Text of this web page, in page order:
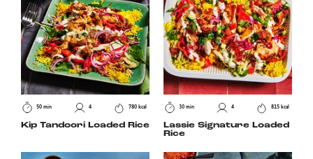
50 min 4 780 kcal
Kip Tandoori Loaded Rice
30 min 4 815 kcal
Lassie Signature Loaded
Rice